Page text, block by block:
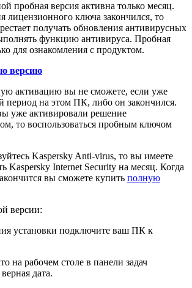
пробная версия активна только месяц.
лицензионного ключа закончился, то
получать обновления антивирусных
функцию антивируса. Пробная
для ознакомления с продуктом.
версию
активацию вы не сможете, если уже
период на этом ПК, либо он закончился.
уже активировали решение
то воспользоваться пробным ключом
Kaspersky Anti-virus, то вы имеете
Kaspersky Internet Security на месяц. Когда
вы сможете купить полную
версии:
установки подключите ваш ПК к
на рабочем столе в панели задач
дата.